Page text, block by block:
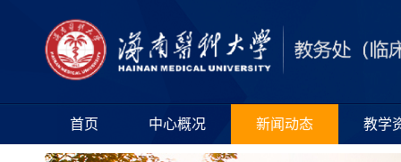
首页 中心概况 新闻动态 教学